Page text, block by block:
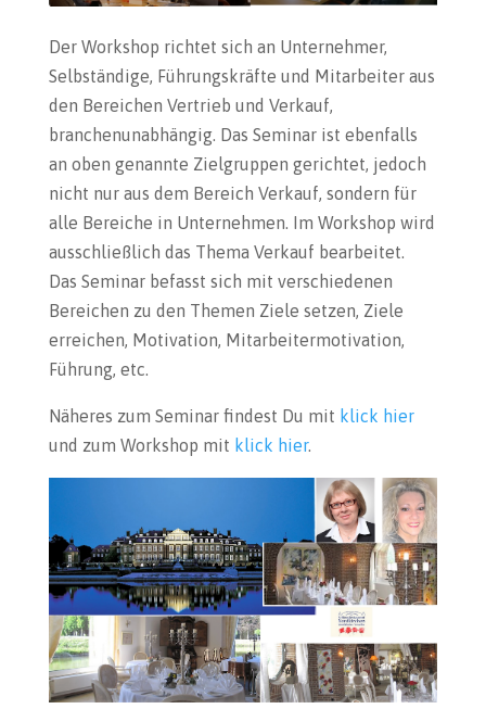
Der Workshop richtet sich an Unternehmer,
Selbständige, Führungskräfte und Mitarbeiter aus
den Bereichen Vertrieb und Verkauf,
branchenunabhängig. Das Seminar ist ebenfalls
an oben genannte Zielgruppen gerichtet, jedoch
nicht nur aus dem Bereich Verkauf, sondern für
alle Bereiche in Unternehmen. Im Workshop wird
ausschließlich das Thema Verkauf bearbeitet.
Das Seminar befasst sich mit verschiedenen
Bereichen zu den Themen Ziele setzen, Ziele
erreichen, Motivation, Mitarbeitermotivation,
Führung, etc.
Näheres zum Seminar findest Du mit klick hier
und zum Workshop mit klick hier.